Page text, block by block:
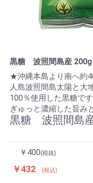
黒糖 波照間島産 200g
★沖縄本島より南へ約
人島波照間島太陽と大
100％使用した黒糖です
ぎゅっと濃縮した旨み
黒糖 波照間島
￥400(税抜)
￥432 (税込)